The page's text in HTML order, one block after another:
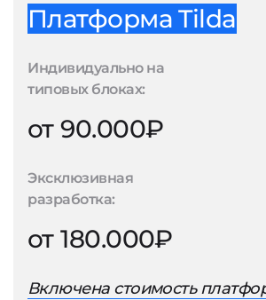
Платформа Tilda
Индивидуально на
типовых блоках:
от 90.000₽
Эксклюзивная
разработка:
от 180.000₽
Включена стоимость